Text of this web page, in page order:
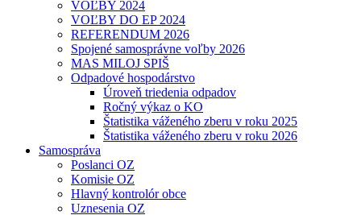
VOĽBY 2024
VOĽBY DO EP 2024
REFERENDUM 2026
Spojené samosprávne voľby 2026
MAS MILOJ SPIŠ
Odpadové hospodárstvo
Úroveň triedenia odpadov
Ročný výkaz o KO
Štatistika váženého zberu v roku 2025
Štatistika váženého zberu v roku 2026
Samospráva
Poslanci OZ
Komisie OZ
Hlavný kontrolór obce
Uznesenia OZ